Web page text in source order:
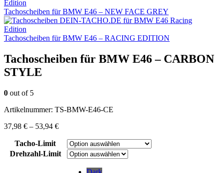
Tachoscheiben für BMW E46 – NEW FACE GREY
Tachoscheiben für BMW E46 – RACING EDITION
Tachoscheiben für BMW E46 – CARBON
STYLE
0 out of 5
Artikelnummer: TS-BMW-E46-CE
37,98 € – 53,94 €
Tacho-Limit
Drehzahl-Limit